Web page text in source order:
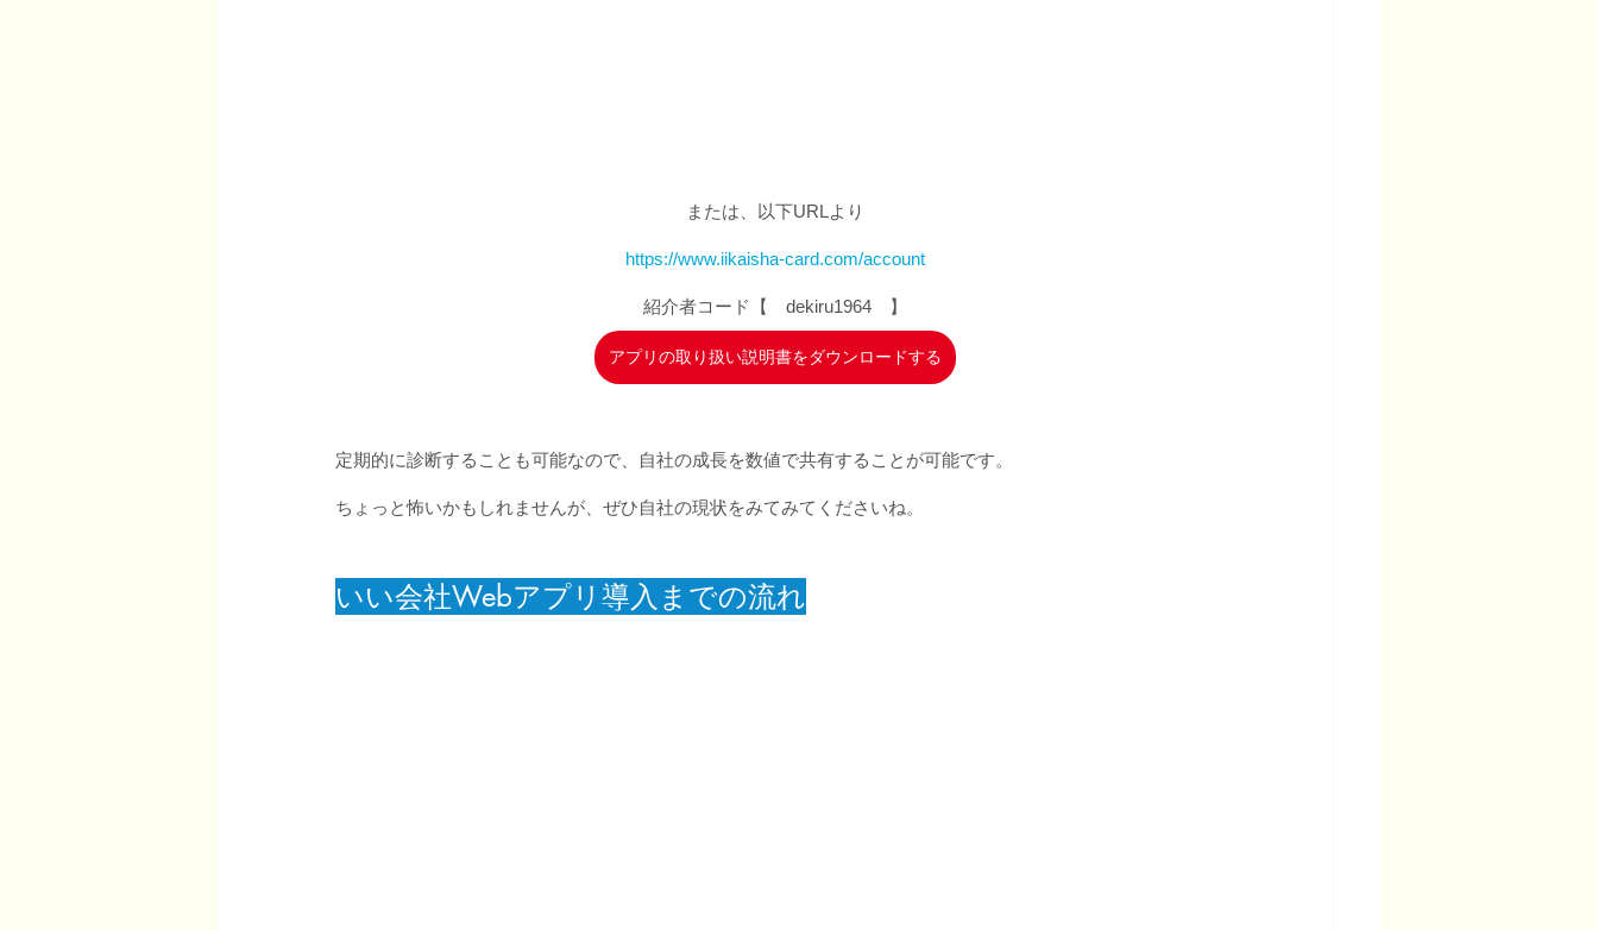
または、以下URLより
https://www.iikaisha-card.com/account
紹介者コード【　dekiru1964　】
アプリの取り扱い説明書をダウンロードする
定期的に診断することも可能なので、自社の成長を数値で共有することが可能です。
ちょっと怖いかもしれませんが、ぜひ自社の現状をみてみてくださいね。
いい会社Webアプリ導入までの流れ